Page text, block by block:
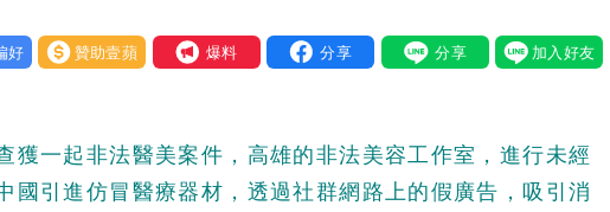
贊助壹蘋 我要爆料
獲一起非法醫美案件，高雄的非法美容工作室，進行未經
國引進仿冒醫療器材，透過社群網路上的假廣告，吸引消